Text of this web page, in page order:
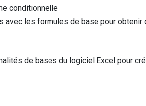
conditionnelle
avec les formules de base pour
de bases du logiciel Excel pour